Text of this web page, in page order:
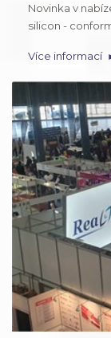
Novinka v
silicon -
Více informací